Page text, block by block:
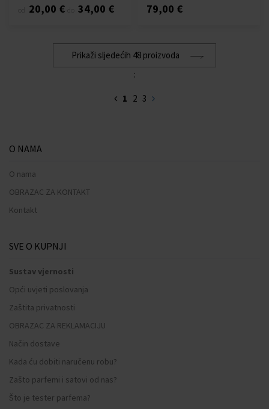
20,00 € 34,00 € 79,00 €
Prikaži sljedećih 48 proizvoda
:
1 2 3
O NAMA
O nama
OBRAZAC ZA KONTAKT
Kontakt
SVE O KUPNJI
Sustav vjernosti
Opći uvjeti poslovanja
Zaštita privatnosti
OBRAZAC ZA REKLAMACIJU
Način dostave
Kada ću dobiti naručenu robu?
Zašto parfemi i satovi od nas?
Što je tester parfema?